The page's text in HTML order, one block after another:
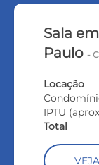
Sala
Paulo -
Locação
IPTU
Total